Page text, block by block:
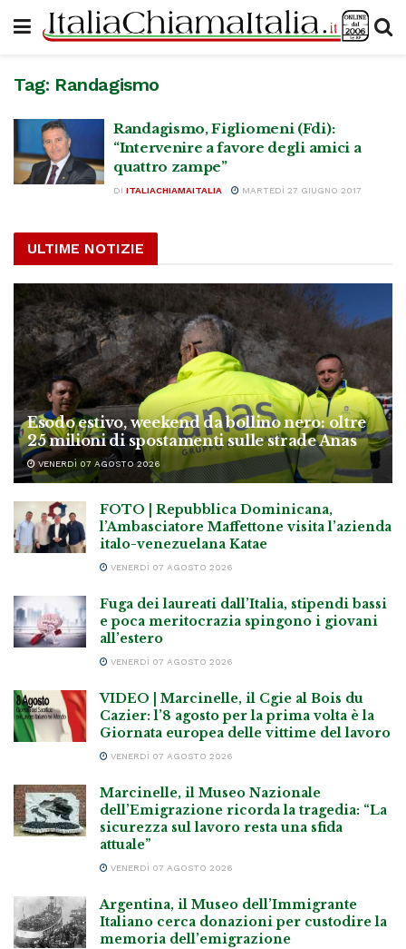
Tag: Randagismo
Randagismo, Figliomeni (Fdi):
“Intervenire a favore degli amici a
quattro zampe”
DI ITALIACHIAMAITALIA MARTEDÌ 27 GIUGNO 2017
ULTIME NOTIZIE
Esodo estivo, weekend da bollino nero: oltre
25 milioni di spostamenti sulle strade Anas
VENERDÌ 07 AGOSTO 2026
FOTO | Repubblica Dominicana,
l’Ambasciatore Maffettone visita l’azienda
italo-venezuelana Katae
VENERDÌ 07 AGOSTO 2026
Fuga dei laureati dall’Italia, stipendi bassi
e poca meritocrazia spingono i giovani
all’estero
VENERDÌ 07 AGOSTO 2026
VIDEO | Marcinelle, il Cgie al Bois du
Cazier: l’8 agosto per la prima volta è la
Giornata europea delle vittime del lavoro
VENERDÌ 07 AGOSTO 2026
Marcinelle, il Museo Nazionale
dell’Emigrazione ricorda la tragedia: “La
sicurezza sul lavoro resta una sfida
attuale”
VENERDÌ 07 AGOSTO 2026
Argentina, il Museo dell’Immigrante
Italiano cerca donazioni per custodire la
memoria dell’emigrazione